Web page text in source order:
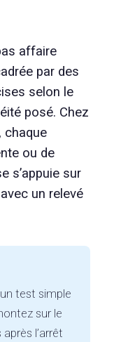
affaire
par des
selon le
posé. Chez
chaque
ou de
s’appuie sur
un relevé
test simple
sur le
l’arrêt